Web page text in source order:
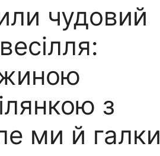
чудовий
з
ми й галки